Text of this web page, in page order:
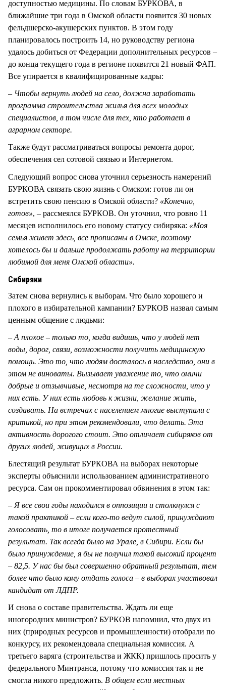
доступностью медицины. По словам БУРКОВА, в
ближайшие три года в Омской области появится 30 новых
фельдшерско-акушерских пунктов. В этом году
планировалось построить 14, но руководству региона
удалось добиться от Федерации дополнительных ресурсов –
до конца текущего года в регионе появится 21 новый ФАП.
Все упирается в квалифицированные кадры:
– Чтобы вернуть людей на село, должна заработать
программа строительства жилья для всех молодых
специалистов, в том числе для тех, кто работает в
аграрном секторе.
Также будут рассматриваться вопросы ремонта дорог,
обеспечения сел сотовой связью и Интернетом.
Следующий вопрос снова уточнил серьезность намерений
БУРКОВА связать свою жизнь с Омском: готов ли он
встретить свою пенсию в Омской области? «Конечно,
готов», – рассмеялся БУРКОВ. Он уточнил, что ровно 11
месяцев исполнилось его новому статусу сибиряка: «Моя
семья живет здесь, все прописаны в Омске, поэтому
хотелось бы и дальше продолжать работу на территории
любимой для меня Омской области».
Сибиряки
Затем снова вернулись к выборам. Что было хорошего и
плохого в избирательной кампании? БУРКОВ назвал самым
ценным общение с людьми:
– А плохое – только то, когда видишь, что у людей нет
воды, дорог, связи, возможности получить медицинскую
помощь. Это то, что людям досталось в наследство, они в
этом не виноваты. Вызывает уважение то, что омичи
добрые и отзывчивые, несмотря на те сложности, что у
них есть. У них есть любовь к жизни, желание жить,
создавать. На встречах с населением многие выступали с
критикой, но при этом рекомендовали, что делать. Эта
активность дорогого стоит. Это отличает сибиряков от
других людей, живущих в России.
Блестящий результат БУРКОВА на выборах некоторые
эксперты объяснили использованием административного
ресурса. Сам он прокомментировал обвинения в этом так:
– Я все свои годы находился в оппозиции и столкнулся с
такой практикой – если кого-то ведут силой, принуждают
голосовать, то в итоге получается протестный
результат. Так всегда было на Урале, в Сибири. Если бы
было принуждение, я бы не получил такой высокий процент
– 82,5. У нас бы был совершенно обратный результат, тем
более что было кому отдать голоса – в выборах участвовал
кандидат от ЛДПР.
И снова о составе правительства. Ждать ли еще
иногородних министров? БУРКОВ напомнил, что двух из
них (природных ресурсов и промышленности) отобрали по
конкурсу, их рекомендовала специальная комиссия. А
третьего варяга (строительства и ЖКК) пришлось просить у
федерального Минтранса, потому что комиссия так и не
смогла никого предложить. В общем если местных